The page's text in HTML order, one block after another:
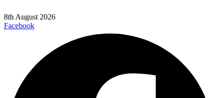
8th August 2026
Facebook